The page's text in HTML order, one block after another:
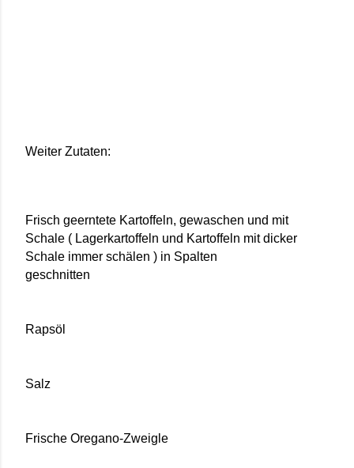
Weiter Zutaten:
Frisch geerntete Kartoffeln, gewaschen und mit
Schale ( Lagerkartoffeln und Kartoffeln mit dicker
Schale immer schälen ) in Spalten
geschnitten
Rapsöl
Salz
Frische Oregano-Zweigle